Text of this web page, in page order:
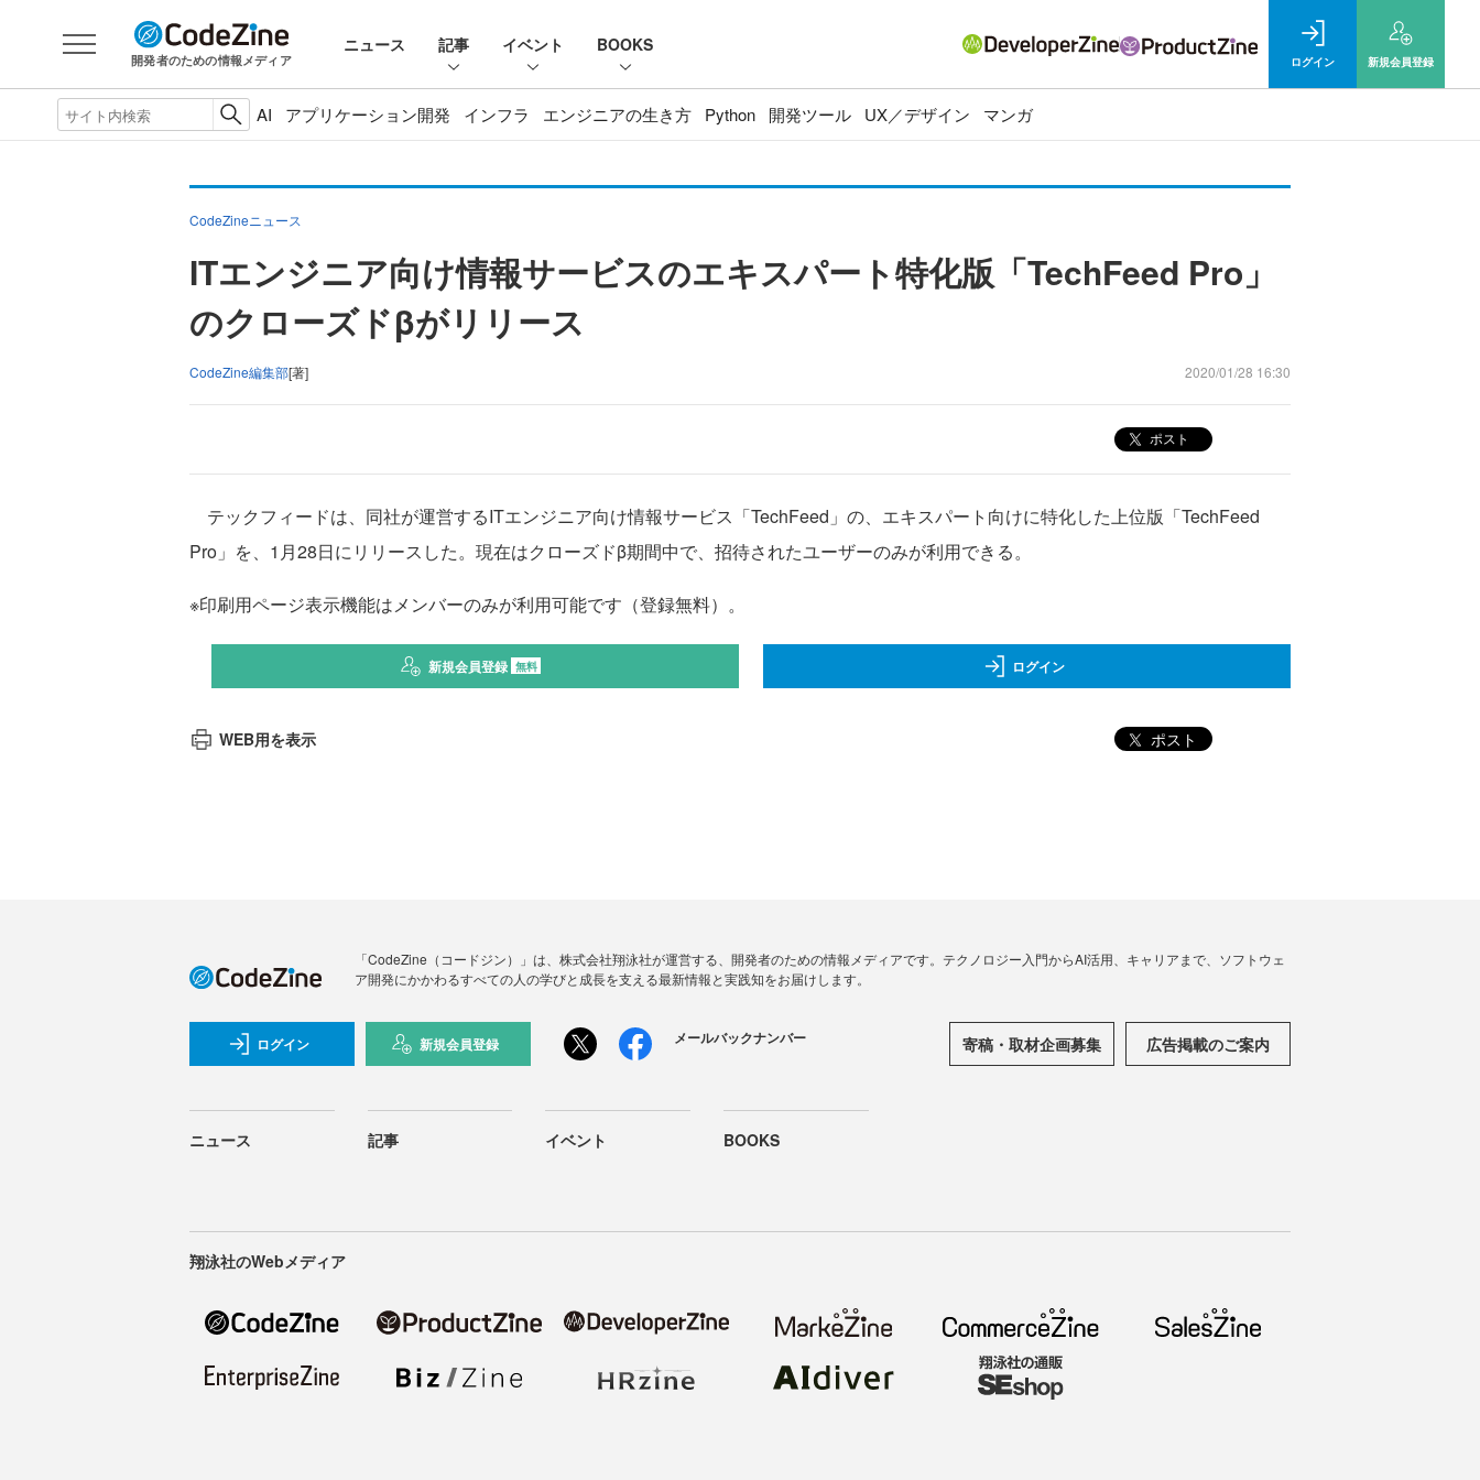
開発者のための情報メディア
ニュース 記事 イベント BOOKS
ログイン 新規会員登録
AI アプリケーション開発 インフラ エンジニアの生き方 Python 開発ツール UX／デザイン マンガ
CodeZineニュース
ITエンジニア向け情報サービスのエキスパート特化版「TechFeed Pro」
のクローズドβがリリース
CodeZine編集部[著] 2020/01/28 16:30
ポスト
テックフィードは、同社が運営するITエンジニア向け情報サービス「TechFeed」の、エキスパート向けに特化した上位版「TechFeed
Pro」を、1月28日にリリースした。現在はクローズドβ期間中で、招待されたユーザーのみが利用できる。
※印刷用ページ表示機能はメンバーのみが利用可能です（登録無料）。
新規会員登録 無料 ログイン
WEB用を表示 ポスト
「CodeZine（コードジン）」は、株式会社翔泳社が運営する、開発者のための情報メディアです。テクノロジー入門からAI活用、キャリアまで、ソフトウェ
ア開発にかかわるすべての人の学びと成長を支える最新情報と実践知をお届けします。
ログイン 新規会員登録 メールバックナンバー 寄稿・取材企画募集 広告掲載のご案内
ニュース 記事 イベント BOOKS
翔泳社のWebメディア